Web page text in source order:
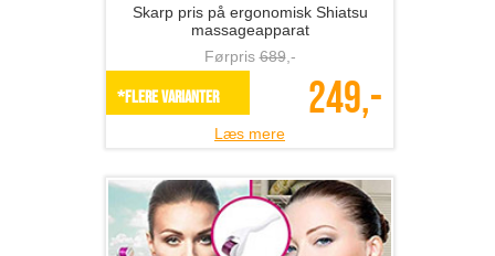
Skarp pris på ergonomisk Shiatsu
massageapparat
Førpris689,-
*Flere varianter 249,-
Læs mere